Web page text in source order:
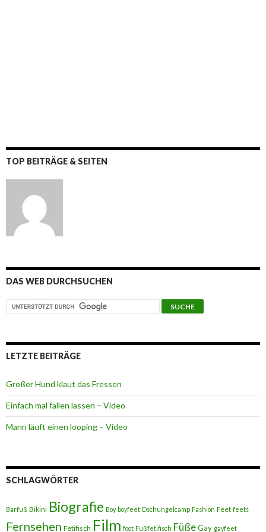
TOP BEITRÄGE & SEITEN
DAS WEB DURCHSUCHEN
LETZTE BEITRÄGE
Großer Hund klaut das Fressen
Einfach mal fallen lassen – Video
Mann läuft einen looping – Video
SCHLAGWÖRTER
Barfuß Bikini Biografie Boy boyfeet Dschungelcamp Fashion Feet feets
Fernsehen Fetifisch Film foot Fußfetifisch FüßeGay gayfeet